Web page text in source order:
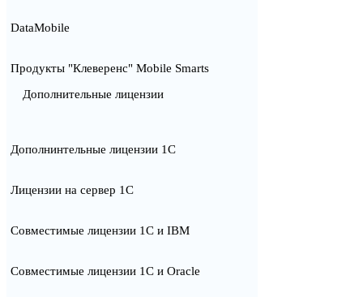
DataMobile
Продукты "Клеверенс" Mobile Smarts
Дополнительные лицензии
Дополнинтельные лицензии 1С
Лицензии на сервер 1С
Совместимые лицензии 1С и IBM
Совместимые лицензии 1С и Oracle